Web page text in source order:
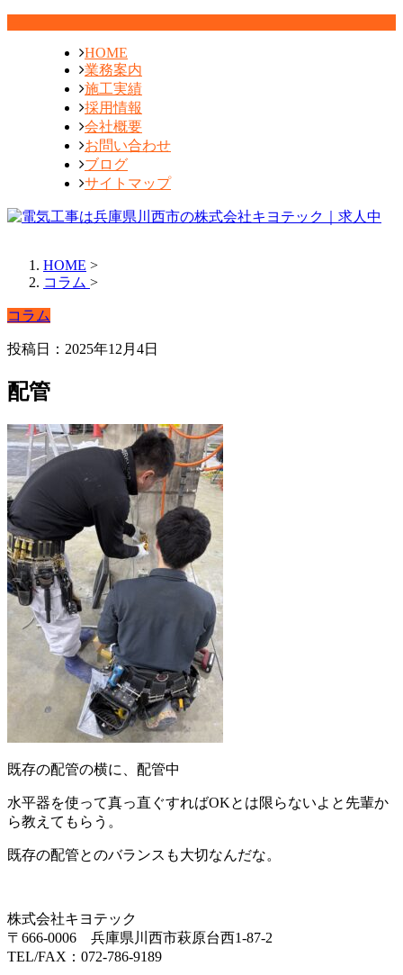
HOME
業務案内
施工実績
採用情報
会社概要
お問い合わせ
ブログ
サイトマップ
HOME >
コラム >
コラム
投稿日：2025年12月4日
配管
既存の配管の横に、配管中
水平器を使って真っ直ぐすればOKとは限らないよと先輩か
ら教えてもらう。
既存の配管とのバランスも大切なんだな。
株式会社キヨテック
〒666-0006 兵庫県川西市萩原台西1-87-2
TEL/FAX：072-786-9189